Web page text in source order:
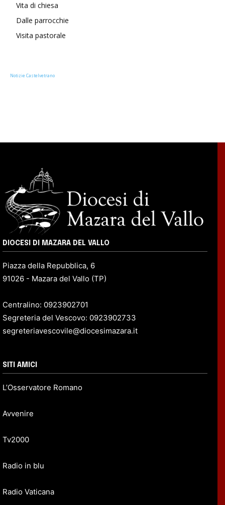
Vita di chiesa
Dalle parrocchie
Visita pastorale
Notizie Castelvetrano
DIOCESI DI MAZARA DEL VALLO
Piazza della Repubblica, 6
91026 - Mazara del Vallo (TP)
Centralino: 0923902701
Segreteria del Vescovo: 0923902733
segreteriavescovile@diocesimazara.it
SITI AMICI
L’Osservatore Romano
Avvenire
Tv2000
Radio in blu
Radio Vaticana